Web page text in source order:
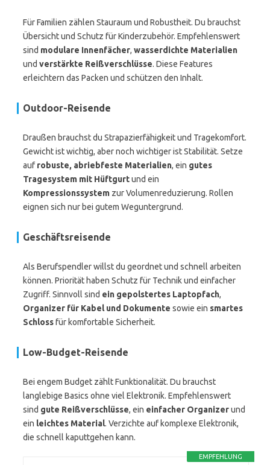
Für Familien zählen Stauraum und Robustheit. Du brauchst
Übersicht und Schutz für Kinderzubehör. Empfehlenswert
sind modulare Innenfächer, wasserdichte Materialien
und verstärkte Reißverschlüsse. Diese Features
erleichtern das Packen und schützen den Inhalt.
Outdoor-Reisende
Draußen brauchst du Strapazierfähigkeit und Tragekomfort.
Gewicht ist wichtig, aber noch wichtiger ist Stabilität. Setze
auf robuste, abriebfeste Materialien, ein gutes
Tragesystem mit Hüftgurtund ein
Kompressionssystem zur Volumenreduzierung. Rollen
eignen sich nur bei gutem Weguntergrund.
Geschäftsreisende
Als Berufspendler willst du geordnet und schnell arbeiten
können. Priorität haben Schutz für Technik und einfacher
Zugriff. Sinnvoll sind ein gepolstertes Laptopfach,
Organizer für Kabel und Dokumente sowie ein smartes
Schlossfür komfortable Sicherheit.
Low-Budget-Reisende
Bei engem Budget zählt Funktionalität. Du brauchst
langlebige Basics ohne viel Elektronik. Empfehlenswert
sind gute Reißverschlüsse, ein einfacher Organizerund
ein leichtes Material. Verzichte auf komplexe Elektronik,
die schnell kaputtgehen kann.
EMPFEHLUNG